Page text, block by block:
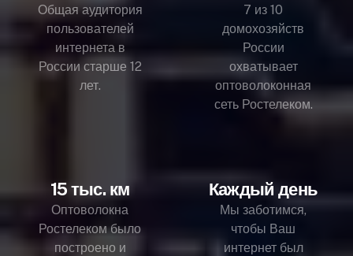
Общая аудитория
пользователей
интернета в
России старше 12
лет.
7 из 10
домохозяйств
России
охватывает
оптоволоконная
сеть Ростелеком.
15 тыс. км
Оптоволокна
Ростелеком было
построено и
Каждый день
Мы заботимся,
чтобы Ваш
интернет был